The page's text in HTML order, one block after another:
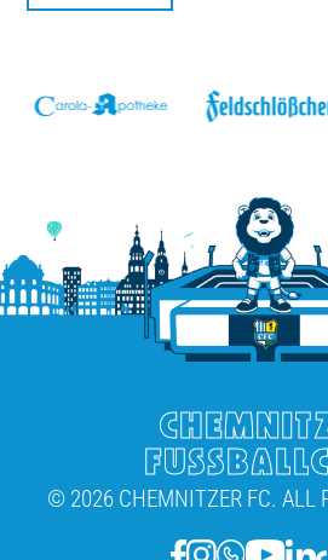
© 2026 CHEMNITZER FC. ALL